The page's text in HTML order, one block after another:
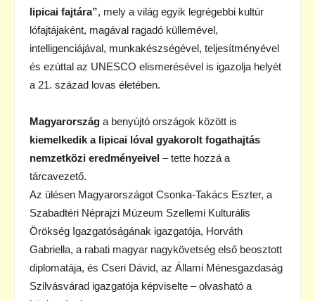
lipicai fajtára”, mely a világ egyik legrégebbi kultúr
lófajtájaként, magával ragadó küllemével,
intelligenciájával, munkakészségével, teljesítményével
és ezúttal az UNESCO elismerésével is igazolja helyét
a 21. század lovas életében.
Magyarország a benyújtó országok között is
kiemelkedik a lipicai lóval gyakorolt fogathajtás
nemzetközi eredményeivel – tette hozzá a
tárcavezető.
Az ülésen Magyarországot Csonka-Takács Eszter, a
Szabadtéri Néprajzi Múzeum Szellemi Kulturális
Örökség Igazgatóságának igazgatója, Horváth
Gabriella, a rabati magyar nagykövetség első beosztott
diplomatája, és Cseri Dávid, az Állami Ménesgazdaság
Szilvásvárad igazgatója képviselte – olvasható a